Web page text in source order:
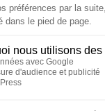
pour effectuer vos